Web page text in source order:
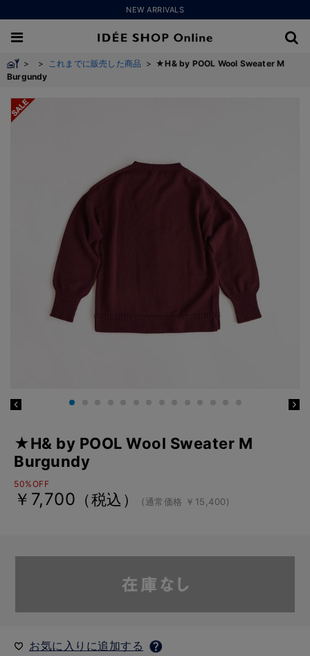
NEW ARRIVALS
> > これまでに販売した商品 > ★H& by POOL Wool Sweater M
Burgundy
★H& by POOL Wool Sweater M
Burgundy
50%OFF
￥7,700 （税込） (通常価格 ￥15,400)
お気に入りに追加する